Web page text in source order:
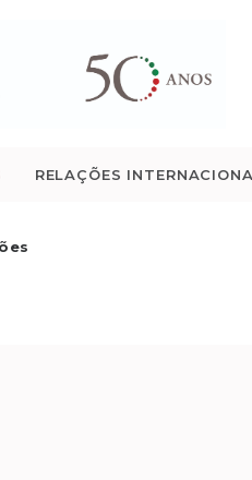
RELAÇÕES
E